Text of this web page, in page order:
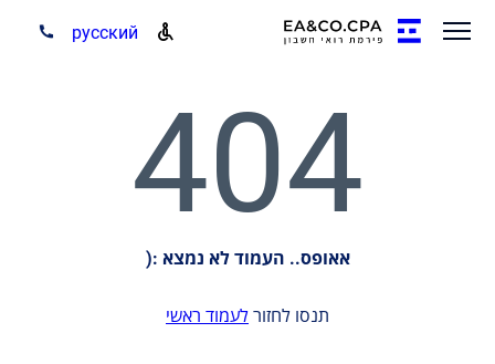
русский
404
אאופס.. העמוד לא נמצא :(
תנסו לחזור לעמוד ראשי